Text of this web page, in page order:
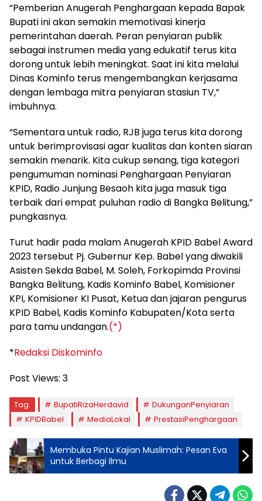
“Pemberian Anugerah Penghargaan kepada Bapak
Bupati ini akan semakin memotivasi kinerja
pemerintahan daerah. Peran penyiaran publik
sebagai instrumen media yang edukatif terus kita
dorong untuk lebih meningkat. Saat ini kita melalui
Dinas Kominfo terus mengembangkan kerjasama
dengan lembaga mitra penyiaran stasiun TV,”
imbuhnya.
“Sementara untuk radio, RJB juga terus kita dorong
untuk berimprovisasi agar kualitas dan konten siaran
semakin menarik. Kita cukup senang, tiga kategori
pengumuman nominasi Penghargaan Penyiaran
KPID, Radio Junjung Besaoh kita juga masuk tiga
terbaik dari empat puluhan radio di Bangka Belitung,”
pungkasnya.
Turut hadir pada malam Anugerah KPID Babel Award
2023 tersebut Pj. Gubernur Kep. Babel yang diwakili
Asisten Sekda Babel, M. Soleh, Forkopimda Provinsi
Bangka Belitung, Kadis Kominfo Babel, Komisioner
KPI, Komisioner KI Pusat, Ketua dan jajaran pengurus
KPID Babel, Kadis Kominfo Kabupaten/Kota serta
para tamu undangan.(*)
*Redaksi Diskominfo
Post Views: 3
Tag: BupatiRizaHerdavid
DukunganPenyiaran
KPIDBabel
MediaLokal PrestasiPenghargaan
Membuka Pintu Kajian Muslimah: Pesan Eva
untuk Berbagi Ilmu